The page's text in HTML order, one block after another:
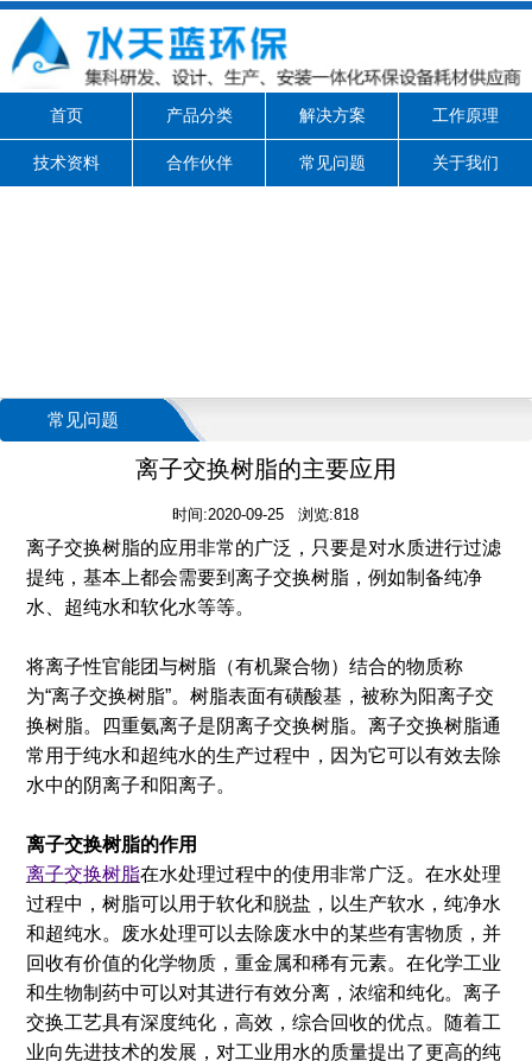
首页 产品分类 解决方案 工作原理
技术资料 合作伙伴 常见问题 关于我们
常见问题
离子交换树脂的主要应用
时间:2020-09-25 浏览:818
离子交换树脂的应用非常的广泛，只要是对水质进行过滤
提纯，基本上都会需要到离子交换树脂，例如制备纯净
水、超纯水和软化水等等。
将离子性官能团与树脂（有机聚合物）结合的物质称
为“离子交换树脂”。树脂表面有磺酸基，被称为阳离子交
换树脂。四重氨离子是阴离子交换树脂。离子交换树脂通
常用于纯水和超纯水的生产过程中，因为它可以有效去除
水中的阴离子和阳离子。
离子交换树脂的作用
离子交换树脂在水处理过程中的使用非常广泛。在水处理
过程中，树脂可以用于软化和脱盐，以生产软水，纯净水
和超纯水。废水处理可以去除废水中的某些有害物质，并
回收有价值的化学物质，重金属和稀有元素。在化学工业
和生物制药中可以对其进行有效分离，浓缩和纯化。离子
交换工艺具有深度纯化，高效，综合回收的优点。随着工
业向先进技术的发展，对工业用水的质量提出了更高的纯